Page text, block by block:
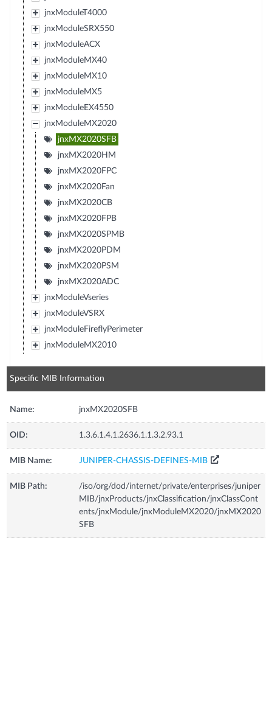
jnxModuleT4000
jnxModuleSRX550
jnxModuleACX
jnxModuleMX40
jnxModuleMX10
jnxModuleMX5
jnxModuleEX4550
jnxModuleMX2020
jnxMX2020SFB
jnxMX2020HM
jnxMX2020FPC
jnxMX2020Fan
jnxMX2020CB
jnxMX2020FPB
jnxMX2020SPMB
jnxMX2020PDM
jnxMX2020PSM
jnxMX2020ADC
jnxModuleVseries
jnxModuleVSRX
jnxModuleFireflyPerimeter
jnxModuleMX2010
Specific MIB Information
Name: jnxMX2020SFB
OID: 1.3.6.1.4.1.2636.1.1.3.2.93.1
MIB Name: JUNIPER-CHASSIS-DEFINES-MIB
MIB Path:
/iso/org/dod/internet/private/enterprises/juniper
MIB/jnxProducts/jnxClassification/jnxClassCont
ents/jnxModule/jnxModuleMX2020/jnxMX2020
SFB